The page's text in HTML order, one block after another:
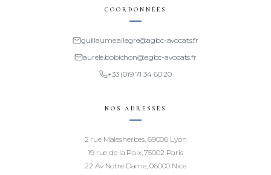
COORDONNÉES
guillaume.allegre@agbc-avocats.fr
aurele.bobichon@agbc-avocats.fr
+33 (0)9 71 34 60 20
NOS ADRESSES
2 rue Malesherbes, 69006 Lyon
19 rue de la Paix, 75002 Paris
22 Av Notre Dame, 06000 Nice